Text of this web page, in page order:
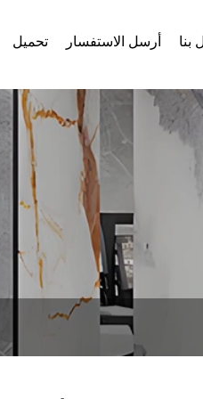
تحميل أرسل الاستفسار بنا